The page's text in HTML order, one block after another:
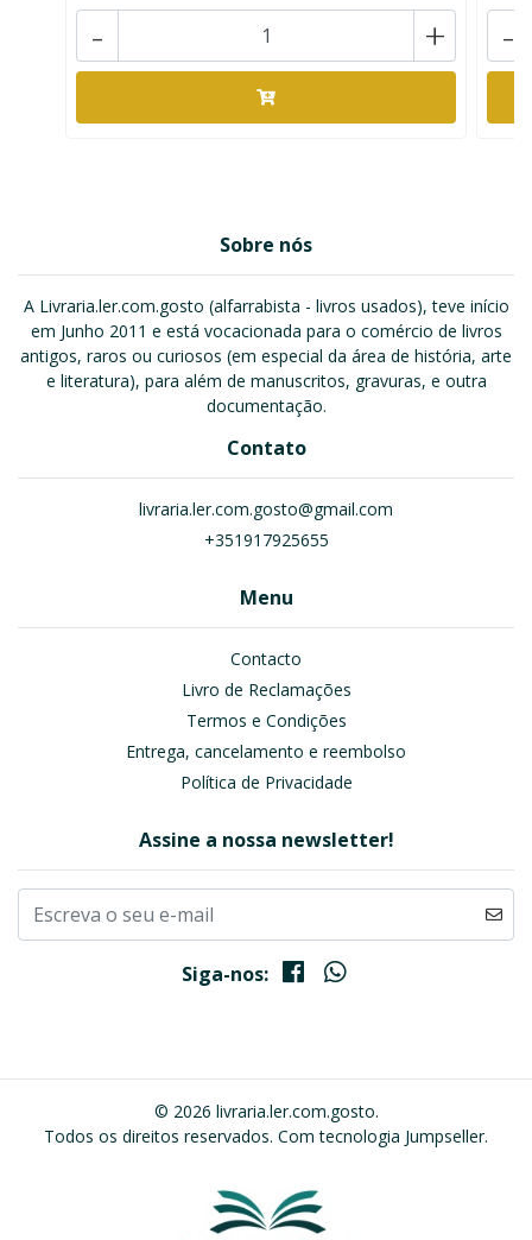
+
- -
Sobre nós
A Livraria.ler.com.gosto (alfarrabista - livros usados), teve início
em Junho 2011 e está vocacionada para o comércio de livros
antigos, raros ou curiosos (em especial da área de história, arte
e literatura), para além de manuscritos, gravuras, e outra
documentação.
Contato
livraria.ler.com.gosto@gmail.com
+351917925655
Menu
Contacto
Livro de Reclamações
Termos e Condições
Entrega, cancelamento e reembolso
Política de Privacidade
Assine a nossa newsletter!
Siga-nos:
© 2026 livraria.ler.com.gosto.
Todos os direitos reservados. Com tecnologia Jumpseller.